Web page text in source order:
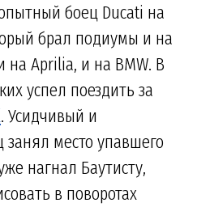
боец Ducati на
брал подиумы и на
на Aprilia, и на BMW. В
успел поездить за
. Усидчивый и
место упавшего
нагнал Баутисту,
в поворотах